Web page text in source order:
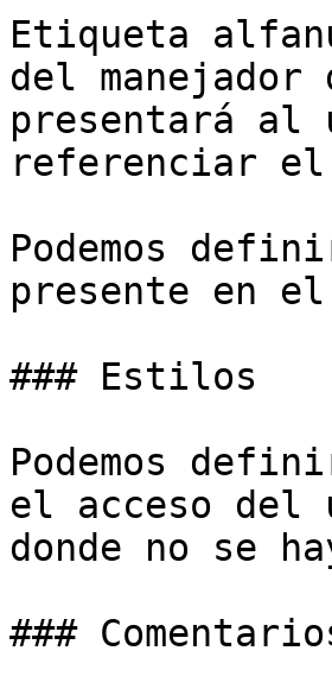
Etiqueta
del
presentará
referenciar el
Podemos
presente en
### Estilos
Podemos
el acceso del
donde no se
###